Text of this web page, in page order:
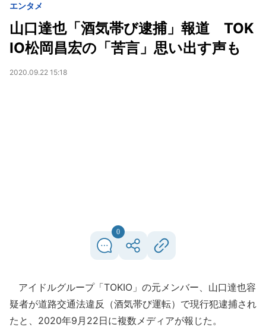
エンタメ
山口達也「酒気帯び逮捕」報道 TOK
IO松岡昌宏の「苦言」思い出す声も
2020.09.22 15:18
0
アイドルグループ「TOKIO」の元メンバー、山口達也容
疑者が道路交通法違反（酒気帯び運転）で現行犯逮捕され
たと、2020年9月22日に複数メディアが報じた。